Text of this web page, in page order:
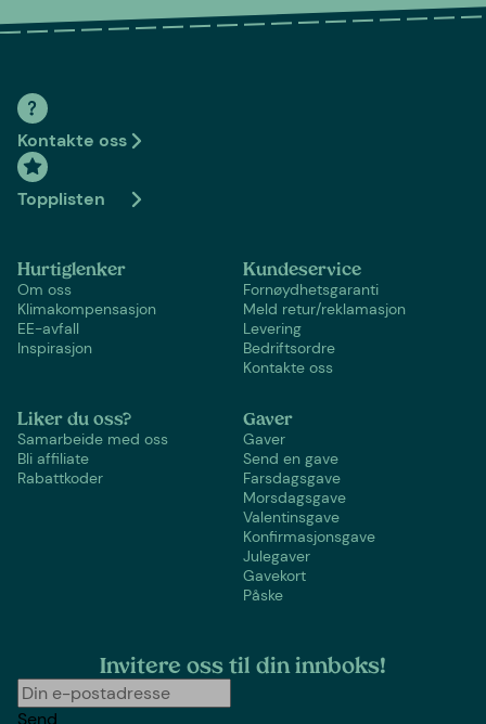
Kontakte oss
Topplisten
Hurtiglenker
Om oss
Klimakompensasjon
EE-avfall
Inspirasjon
Kundeservice
Fornøydhetsgaranti
Meld retur/reklamasjon
Levering
Bedriftsordre
Kontakte oss
Liker du oss?
Samarbeide med oss
Bli affiliate
Rabattkoder
Gaver
Gaver
Send en gave
Farsdagsgave
Morsdagsgave
Valentinsgave
Konfirmasjonsgave
Julegaver
Gavekort
Påske
Invitere oss til din innboks!
Send